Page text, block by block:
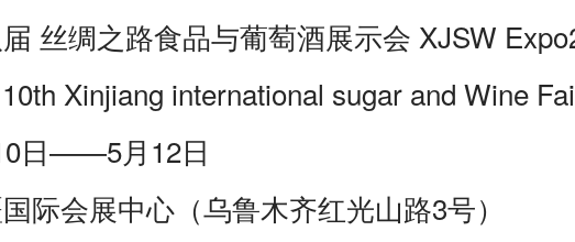
丝绸之路食品与葡萄酒展示会 XJSW
Xinjiang international sugar and Wine
日——5月12日
际会展中心（乌鲁木齐红光山路3号）